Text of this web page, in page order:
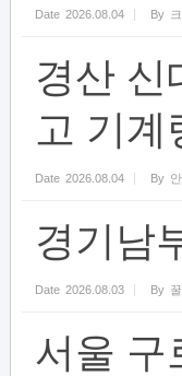
Date 2026.08.04 By
경산 신
고 기
Date 2026.08.04 By
경기남
Date 2026.08.03 By
서울 구